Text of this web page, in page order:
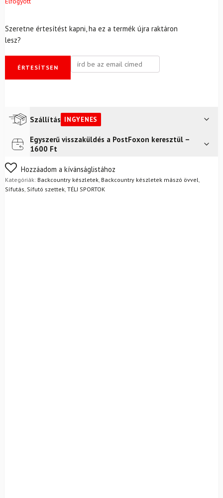
Szeretne értesítést kapni, ha ez a termék újra raktáron
lesz?
ÉRTESÍTSEN
Szállítás INGYENES
Futár a címreIngyenes
Egyszerű visszaküldés a PostFoxon keresztül –
1600 Ft
Nem biztos a választásában? Semmi gond – a terméket
egyszerűen visszaküldheti 14 napon belül, indoklás nélkül.
Mik a visszaküldés feltételei?
Hozzáadom a kívánságlistához
Kategóriák: Backcountry készletek, Backcountry készletek mászó övvel,
Sífutás, Sífutó szettek, TÉLI SPORTOK